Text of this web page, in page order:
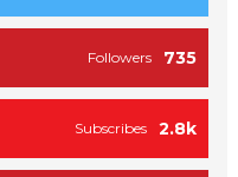
735
Followers
2.8k
Subscribes